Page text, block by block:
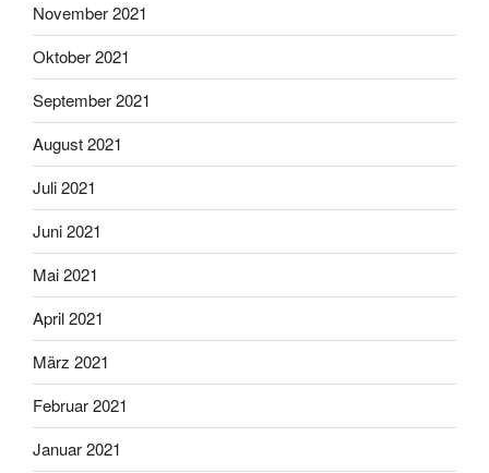
November 2021
Oktober 2021
September 2021
August 2021
Juli 2021
Juni 2021
Mai 2021
April 2021
März 2021
Februar 2021
Januar 2021